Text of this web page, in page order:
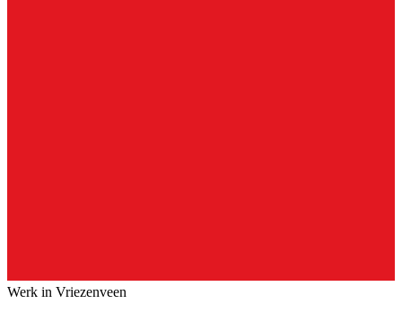
Werk in Vriezenveen